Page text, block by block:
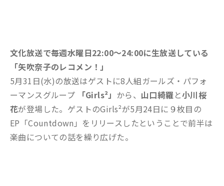
文化放送で毎週水曜日22:00～24:00に生放送している
「矢吹奈子のレコメン！」
5月31日(水)の放送はゲストに8人組ガールズ・パフォ
ーマンスグループ 「Girls²」 から、 山口綺羅と小川桜
花が登場した。ゲストのGirls²が5月24日に９枚目の
EP「Countdown」をリリースしたということで前半は
楽曲についての話を繰り広げた。